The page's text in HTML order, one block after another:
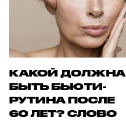
КАКОЙ ДОЛЖНА
БЫТЬ БЬЮТИ-
РУТИНА ПОСЛЕ
60 ЛЕТ? СЛОВО